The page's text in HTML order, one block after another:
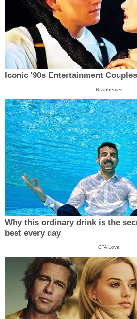
Iconic '90s Entertainment
Brainberries
Why this ordinary drink is the
best every day
CTA Love